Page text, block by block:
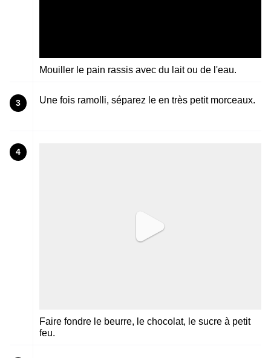
Mouiller le pain rassis avec du lait ou de l'eau.
3 Une fois ramolli, séparez le en très petit morceaux.
4
Faire fondre le beurre, le chocolat, le sucre à petit
feu.